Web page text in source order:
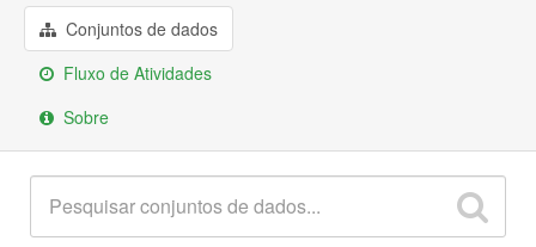
SobreConjuntos de dados
Fluxo de Atividades
Sobre